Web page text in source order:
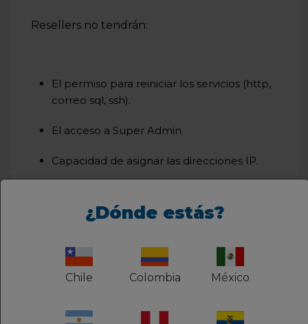
Resellers no tendrán:
El permiso para reiniciar los servicios (http,
correo sql, ssh).
El acceso a Super Admin.
Capacidad de asignar las direcciones IP.
¿Fue útil este artículo?
¿Dónde estás?
Chile Colombia México